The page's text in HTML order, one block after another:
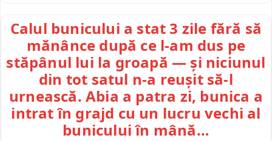
Calul bunicului a stat 3 zile fără să
mănânce după ce l-am dus pe
stăpânul lui la groapă — și niciunul
din tot satul n-a reușit să-l
urnească. Abia a patra zi, bunica a
intrat în grajd cu un lucru vechi al
bunicului în mână…